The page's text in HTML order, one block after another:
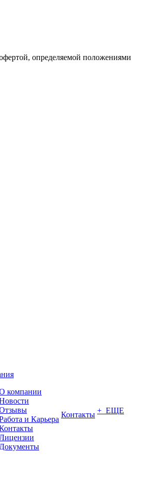
определяемой положениями
компании
и Карьера
Документы
Контакты + ЕЩЕ